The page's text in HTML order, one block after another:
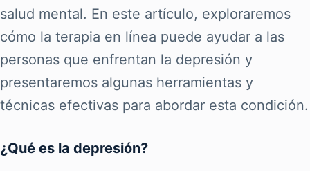
salud mental. En este artículo, exploraremos
cómo la terapia en línea puede ayudar a las
personas que enfrentan la depresión y
presentaremos algunas herramientas y
técnicas efectivas para abordar esta condición.
¿Qué es la depresión?